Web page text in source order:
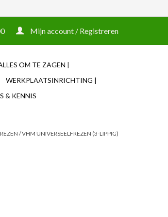
Mijn account / Registreren
OM TE ZAGEN |
WERKPLAATSINRICHTING |
& KENNIS
/VHM UNIVERSEELFREZEN (3-LIPPIG)
Zakelijke login mogelijk